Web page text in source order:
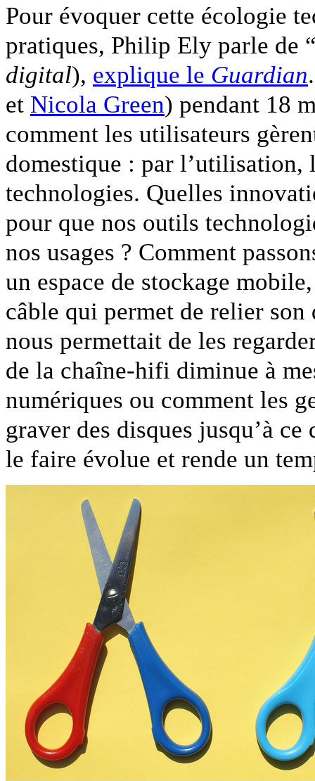
Pour évoquer cette écologie
pratiques, Philip Ely parle de
digital), explique le Guardian
et Nicola Green) pendant 18
comment les utilisateurs
domestique : par
technologies. Quelles
pour que nos outils
nos usages ? Comment
un espace de stockage
câble qui permet de relier
nous permettait de les
de la chaîne-hifi diminue à
numériques ou comment les
graver des disques jusqu’à
le faire évolue et rende un